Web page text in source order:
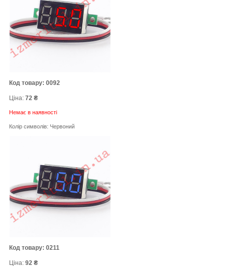
Код товару: 0092
Ціна: 72 ₴
Немає в наявності
Колір символів: Червоний
Код товару: 0211
Ціна: 92 ₴